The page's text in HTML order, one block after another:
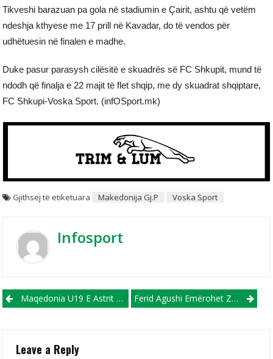
Tikveshi barazuan pa gola në stadiumin e Çairit, ashtu që vetëm
ndeshja kthyese me 17 prill në Kavadar, do të vendos për
udhëtuesin në finalen e madhe.
Duke pasur parasysh cilësitë e skuadrës së FC Shkupit, mund të
ndodh që finalja e 22 majit të flet shqip, me dy skuadrat shqiptare,
FC Shkupi-Voska Sport. (infOSport.mk)
Gjithsej të etiketuara Makedonija Gj.P Voska Sport
Infosport
Post navigation
Maqedonia U19 E Astrit Merkos Demoloi Moldavinë Ferid Agushi Emërohet Zëvendës Seleksionues I Maqedonisë Në Futsall
Leave a Reply